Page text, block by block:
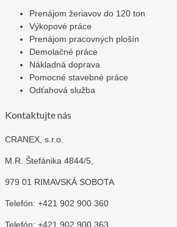
Prenájom žeriavov do 120 ton
Výkopové práce
Prenájom pracovných plošín
Demolačné práce
Nákladná doprava
Pomocné stavebné práce
Odťahová služba
Kontaktujte nás
CRANEX, s.r.o.
M.R. Štefánika 4844/5,
979 01 RIMAVSKÁ SOBOTA
Telefón: +421 902 900 360
Telefón: +421 902 900 363